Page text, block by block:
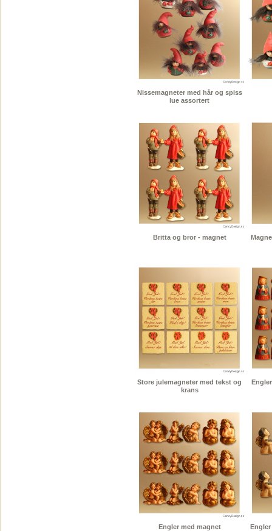
Nissemagneter med hår og spiss
lue assortert
Britta og bror - magnet
Store julemagneter med tekst og
krans
Engler med magnet